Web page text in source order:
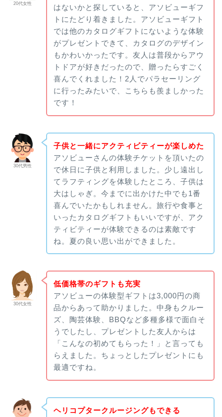
20代女性
はないかと探していると、アソビューギフ
トにたどり着きました。アソビューギフト
では他のカタログギフトにないような体験
がプレゼントできて、カタログのデザイン
もかわいかったです。友人は普段からアウ
トドアが好きだったので、贈ったらすごく
喜んでくれました！2人でパラセーリング
に行ったみたいで、こちらも羨ましかった
です！
30代男性
子供と一緒にアクティビティーが楽しめた
アソビューさんの体験チケットを頂いたの
で休日に子供と利用しました。少し遠出し
てラフティングを体験したところ、子供は
大はしゃぎ。今までに出かけた中でも1番
喜んでいたかもしれません。旅行や食事と
いったカタログギフトもいいですが、アク
ティビティーが体験できるのは素敵です
ね。夏の良い思い出ができました。
30代女性
低価格帯のギフトも充実
アソビューの体験型ギフトは3,000円の商
品からあって助かりました。中身もクルー
ズ、陶芸体験、BBQなど多種多様で面白そ
うでしたし、プレゼントした友人からは
「こんなの初めてもらった！」と言っても
らえました。ちょっとしたプレゼントにも
最適ですね。
ヘリコプタークルージングもできる